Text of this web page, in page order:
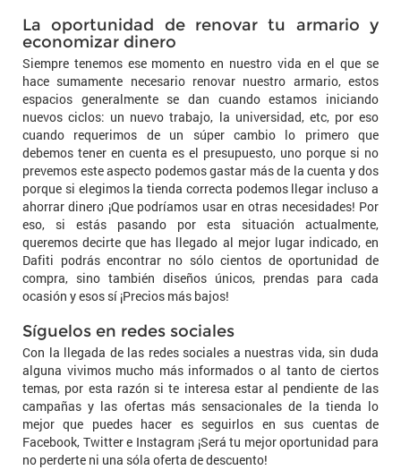
La oportunidad de renovar tu armario y
economizar dinero
Siempre tenemos ese momento en nuestro vida en el que se
hace sumamente necesario renovar nuestro armario, estos
espacios generalmente se dan cuando estamos iniciando
nuevos ciclos: un nuevo trabajo, la universidad, etc, por eso
cuando requerimos de un súper cambio lo primero que
debemos tener en cuenta es el presupuesto, uno porque si no
prevemos este aspecto podemos gastar más de la cuenta y dos
porque si elegimos la tienda correcta podemos llegar incluso a
ahorrar dinero ¡Que podríamos usar en otras necesidades! Por
eso, si estás pasando por esta situación actualmente,
queremos decirte que has llegado al mejor lugar indicado, en
Dafiti podrás encontrar no sólo cientos de oportunidad de
compra, sino también diseños únicos, prendas para cada
ocasión y esos sí ¡Precios más bajos!
Síguelos en redes sociales
Con la llegada de las redes sociales a nuestras vida, sin duda
alguna vivimos mucho más informados o al tanto de ciertos
temas, por esta razón si te interesa estar al pendiente de las
campañas y las ofertas más sensacionales de la tienda lo
mejor que puedes hacer es seguirlos en sus cuentas de
Facebook, Twitter e Instagram ¡Será tu mejor oportunidad para
no perderte ni una sóla oferta de descuento!